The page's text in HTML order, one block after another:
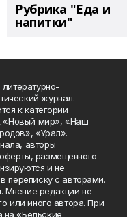
Рубрика "Еда и
напитки"
журнал.
к категории
«Новый мир», «Наш
«Урал».
авторы
размещенного
и не
переписку с авторами.
Мнение редакции не
или иного автора. При
на «Бельские